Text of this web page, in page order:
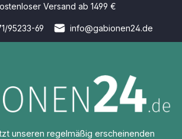
Versand ab 1499 €
95233-69 info@gabionen24.de
unseren regelmäßig erscheinenden